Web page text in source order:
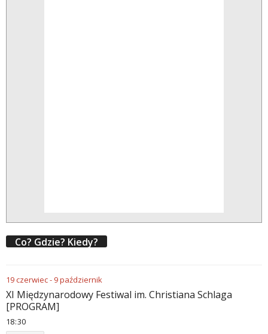
Co? Gdzie? Kiedy?
19czerwiec- 9październik
XI Międzynarodowy Festiwal im. Christiana Schlaga
[PROGRAM]
18:30